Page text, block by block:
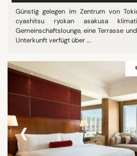
Günstig gelegen im Zentrum von
cyashitsu ryokan asakusa
Gemeinschaftslounge, eine Terrasse
Unterkunft verfügt über ...
‹